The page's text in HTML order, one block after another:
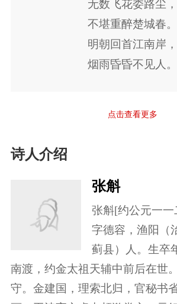
无数飞花委路尘，
不堪重醉楚城春。
明朝回首江南岸，
烟雨昏昏不见人。
点击查看更多
诗人介绍
张斛
张斛[约公元一
字德容，渔阳（
蓟县）人。生卒
南渡，约金太祖天辅中前后在世
守。金建国，理索北归，官秘书